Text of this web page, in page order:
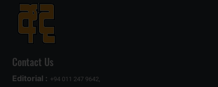
Contact Us
Editorial : +94 011 247 9642,